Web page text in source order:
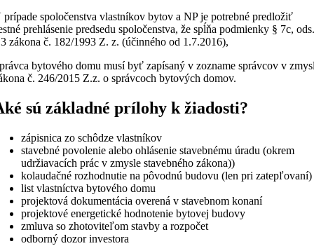
prípade spoločenstva vlastníkov bytov a NP je potrebné predložiť
prehlásenie predsedu spoločenstva, že spĺňa podmienky § 7c,
zákona č. 182/1993 Z. z. (účinného od 1.7.2016),
bytového domu musí byť zapísaný v zozname správcov v
č. 246/2015 Z.z. o správcoch bytových domov.
sú základné prílohy k žiadosti?
zápisnica zo schôdze vlastníkov
stavebné povolenie alebo ohlásenie stavebnému úradu (okrem
udržiavacích prác v zmysle stavebného zákona))
kolaudačné rozhodnutie na pôvodnú budovu (len pri zatepľovaní)
list vlastníctva bytového domu
projektová dokumentácia overená v stavebnom konaní
projektové energetické hodnotenie bytovej budovy
zmluva so zhotoviteľom stavby a rozpočet
odborný dozor investora